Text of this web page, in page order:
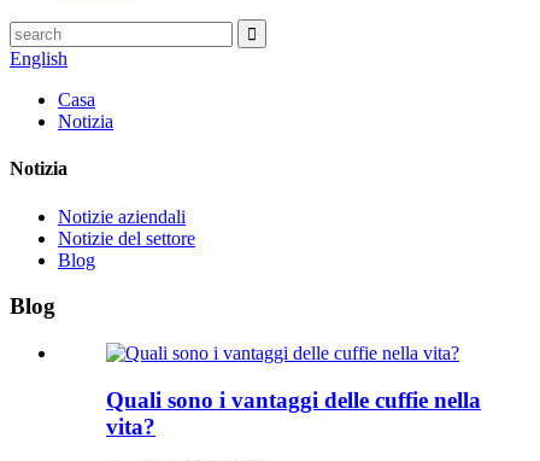
English
Casa
Notizia
Notizia
Notizie aziendali
Notizie del settore
Blog
Blog
Quali sono i vantaggi delle cuffie nella
vita?